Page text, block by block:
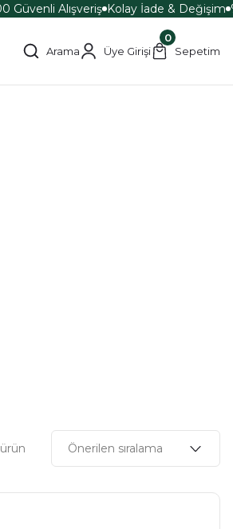
Güvenli Alışveriş Kolay İade & Değişim
Arama Üye Girişi
0
Sepetim